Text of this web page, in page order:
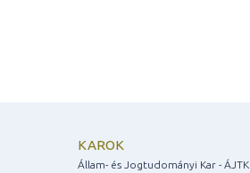
KAROK
Állam- és Jogtudományi Kar - ÁJTK